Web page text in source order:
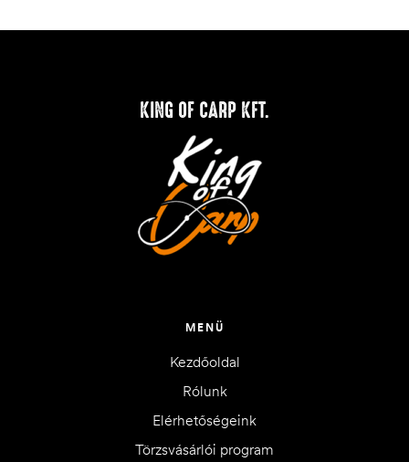
KING OF CARP KFT.
MENÜ
Kezdőoldal
Rólunk
Elérhetőségeink
Törzsvásárlói program